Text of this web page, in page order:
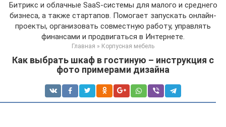
Битрикс и облачные SaaS-системы для малого и среднего
бизнеса, а также стартапов. Помогает запускать онлайн-
проекты, организовать совместную работу, управлять
финансами и продвигаться в Интернете.
Главная » Корпусная мебель
Как выбрать шкаф в гостиную – инструкция с
фото примерами дизайна